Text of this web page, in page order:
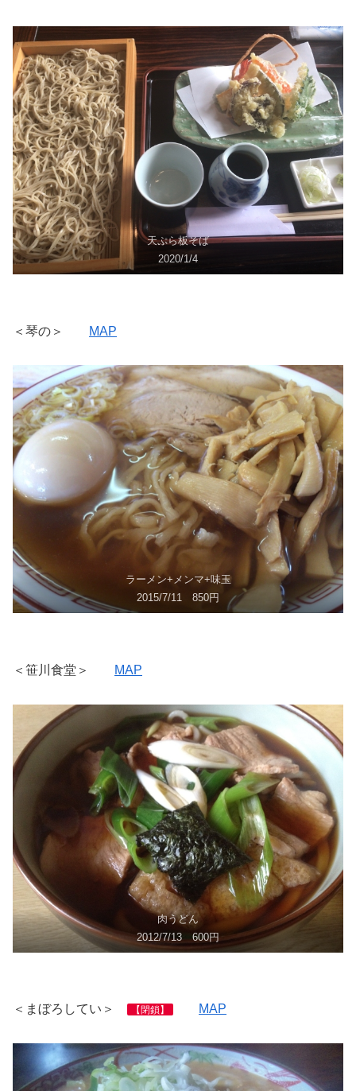
天ぷら板そば
2020/1/4
＜琴の＞ MAP
ラーメン+メンマ+味玉
2015/7/11 850円
＜笹川食堂＞ MAP
肉うどん
2012/7/13 600円
＜まぼろしてい＞ 【閉鎖】 MAP